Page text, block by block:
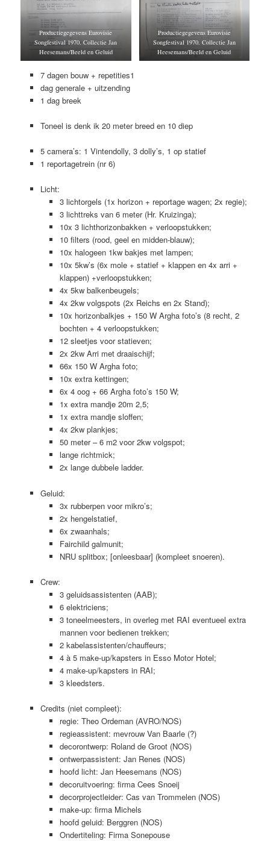
Productiegegevens Eurovisie
Songfestival 1970. Collectie Jan
Heesemans/Beeld en Geluid
Productiegegevens Eurovisie
Songfestival 1970. Collectie Jan
Heesemans/Beeld en Geluid
7 dagen bouw + repetities1
dag generale + uitzending
1 dag breek
Toneel is denk ik 20 meter breed en 10 diep
5 camera’s: 1 Vintendolly, 3 dolly’s, 1 op statief
1 reportagetrein (nr 6)
Licht:
3 lichtorgels (1x horizon + reportage wagen; 2x regie);
3 lichttreks van 6 meter (Hr. Kruizinga);
10x 3 lichthorizonbakken + verloopstukken;
10 filters (rood, geel en midden-blauw);
10x halogeen 1kw bakjes met lampen;
10x 5kw’s (6x mole + statief + klappen en 4x arri +
klappen) +verloopstukken;
4x 5kw balkenbeugels;
4x 2kw volgspots (2x Reichs en 2x Stand);
10x horizonbalkjes + 150 W Argha foto’s (8 recht, 2
bochten + 4 verloopstukken;
12 sleetjes voor statieven;
2x 2kw Arri met draaischijf;
66x 150 W Argha foto;
10x extra kettingen;
6x 4 oog + 66 Argha foto’s 150 W;
1x extra mandje 20m 2,5;
1x extra mandje sloffen;
4x 2kw plankjes;
50 meter – 6 m2 voor 2kw volgspot;
lange richtmick;
2x lange dubbele ladder.
Geluid:
3x rubberpen voor mikro’s;
2x hengelstatief,
6x zwaanhals;
Fairchild galmunit;
NRU splitbox; [onleesbaar] (kompleet snoeren).
Crew:
3 geluidsassistenten (AAB);
6 elektriciens;
3 toneelmeesters, in overleg met RAI eventueel extra
mannen voor bedienen trekken;
2 kabelassistenten/chauffeurs;
4 à 5 make-up/kapsters in Esso Motor Hotel;
4 make-up/kapsters in RAI;
3 kleedsters.
Credits (niet compleet):
regie: Theo Ordeman (AVRO/NOS)
regieassistent: mevrouw Van Baarle (?)
decorontwerp: Roland de Groot (NOS)
ontwerpassistent: Jan Renes (NOS)
hoofd licht: Jan Heesemans (NOS)
decoruitvoering: firma Cees Snoeij
decorprojectleider: Cas van Trommelen (NOS)
make-up: firma Michels
hoofd geluid: Berggren (NOS)
Ondertiteling: Firma Sonepouse